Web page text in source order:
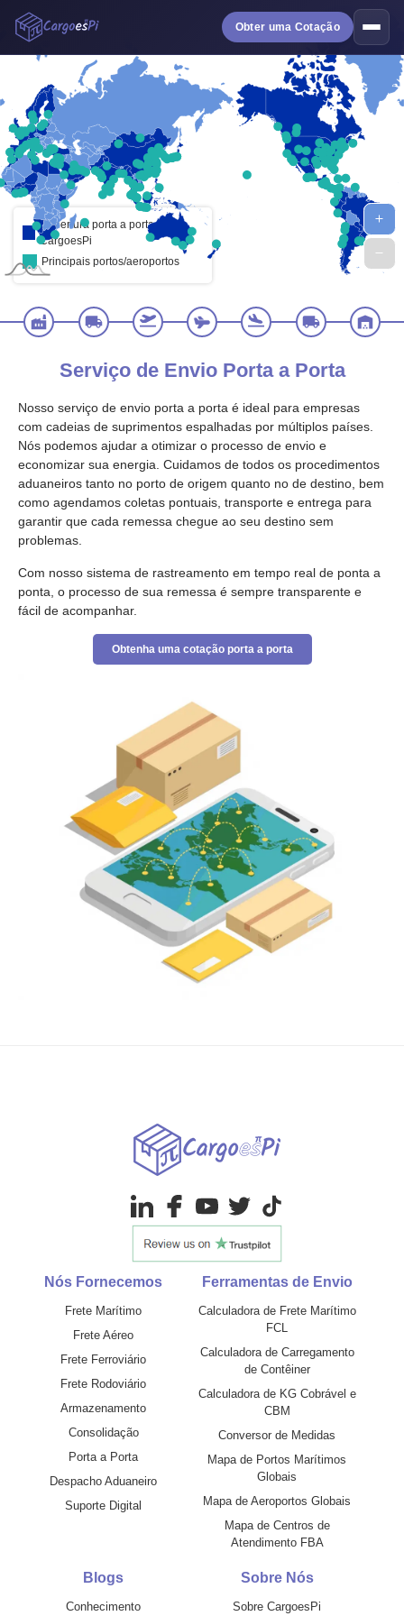
Obter uma Cotação
Cobertura porta a porta da
CargoesPi
Principais portos/aeroportos
Serviço de Envio Porta a Porta
Nosso serviço de envio porta a porta é ideal para empresas
com cadeias de suprimentos espalhadas por múltiplos países.
Nós podemos ajudar a otimizar o processo de envio e
economizar sua energia. Cuidamos de todos os procedimentos
aduaneiros tanto no porto de origem quanto no de destino, bem
como agendamos coletas pontuais, transporte e entrega para
garantir que cada remessa chegue ao seu destino sem
problemas.
Com nosso sistema de rastreamento em tempo real de ponta a
ponta, o processo de sua remessa é sempre transparente e
fácil de acompanhar.
Obtenha uma cotação porta a porta
Nós Fornecemos
Frete Marítimo
Frete Aéreo
Frete Ferroviário
Frete Rodoviário
Armazenamento
Consolidação
Porta a Porta
Despacho Aduaneiro
Suporte Digital
Ferramentas de Envio
Calculadora de Frete Marítimo
FCL
Calculadora de Carregamento
de Contêiner
Calculadora de KG Cobrável e
CBM
Conversor de Medidas
Mapa de Portos Marítimos
Globais
Mapa de Aeroportos Globais
Mapa de Centros de
Atendimento FBA
Blogs
Conhecimento
Sobre Nós
Sobre CargoesPi